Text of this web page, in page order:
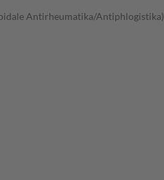
Antirheumatika/Antiphlogistika)